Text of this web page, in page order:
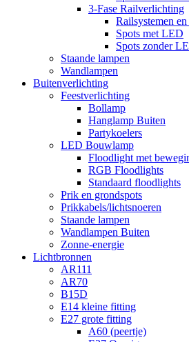
3-Fase Railverlichting
Railsystemen
Spots met LED
Spots zonder
Staande lampen
Wandlampen
Buitenverlichting
Feestverlichting
Bollamp
Hanglamp Buiten
Partykoelers
LED Bouwlamp
Floodlight met
RGB Floodlights
Standaard floodlights
Prik en grondspots
Prikkabels/lichtsnoeren
Staande lampen
Wandlampen Buiten
Zonne-energie
Lichtbronnen
AR111
AR70
B15D
E14 kleine fitting
E27 grote fitting
A60 (peertje)